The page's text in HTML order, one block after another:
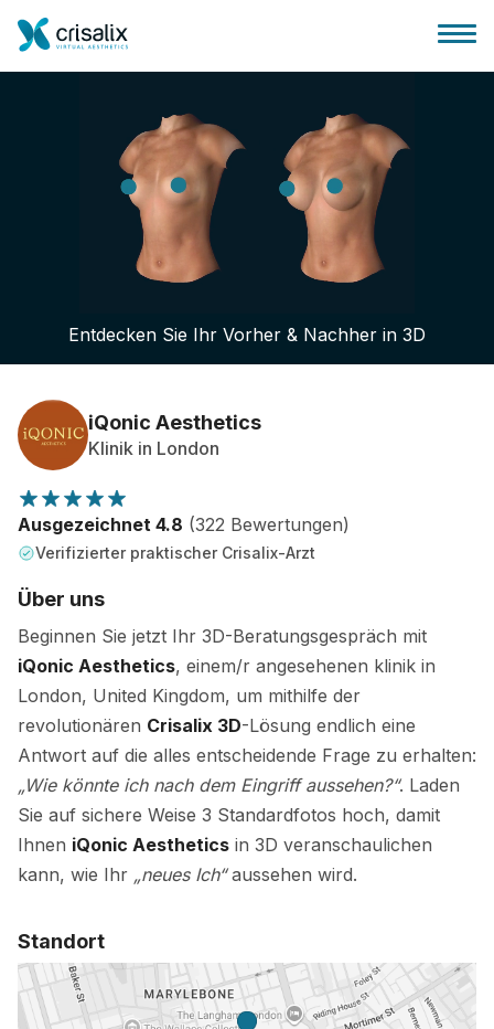
Startseite für Chirurgen
3D-Business-Plattform
Pläne
Bewertungen von Patienten
Entdecken Sie Ihr Vorher & Nachher in 3D
iQonic Aesthetics
Klinik in London
Ausgezeichnet 4.8 (322 Bewertungen)
Verifizierter praktischer Crisalix-Arzt
Über uns
Beginnen Sie jetzt Ihr 3D-Beratungsgespräch mit
iQonic Aesthetics, einem/r angesehenen klinik in
London, United Kingdom, um mithilfe der
revolutionären Crisalix 3D-Lösung endlich eine
Antwort auf die alles entscheidende Frage zu erhalten:
„Wie könnte ich nach dem Eingriff aussehen?“. Laden
Sie auf sichere Weise 3 Standardfotos hoch, damit
Ihnen iQonic Aesthetics in 3D veranschaulichen
kann, wie Ihr „neues Ich“aussehen wird.
Standort